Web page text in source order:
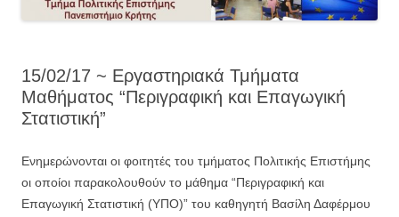
15/02/17 ~ Εργαστηριακά Τμήματα
Μαθήματος “Περιγραφική και Επαγωγική
Στατιστική”
Ενημερώνονται οι φοιτητές του τμήματος Πολιτικής Επιστήμης
οι οποίοι παρακολουθούν το μάθημα “Περιγραφική και
Επαγωγική Στατιστική (ΥΠΟ)” του καθηγητή Βασίλη Δαφέρμου